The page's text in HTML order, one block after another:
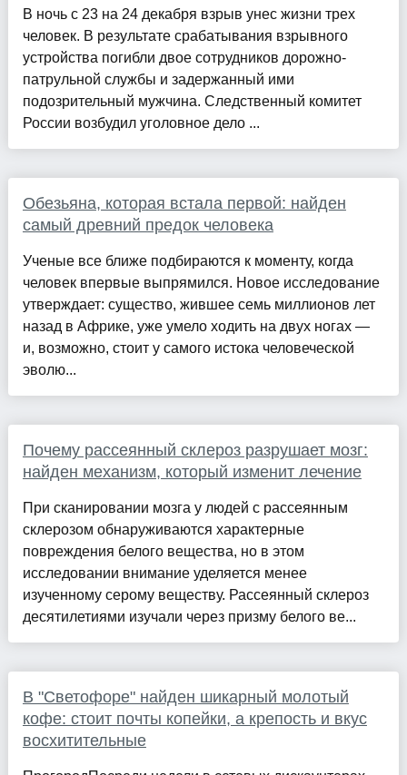
В ночь с 23 на 24 декабря взрыв унес жизни трех
человек. В результате срабатывания взрывного
устройства погибли двое сотрудников дорожно-
патрульной службы и задержанный ими
подозрительный мужчина. Следственный комитет
России возбудил уголовное дело ...
Обезьяна, которая встала первой: найден
самый древний предок человека
Ученые все ближе подбираются к моменту, когда
человек впервые выпрямился. Новое исследование
утверждает: существо, жившее семь миллионов лет
назад в Африке, уже умело ходить на двух ногах —
и, возможно, стоит у самого истока человеческой
эволю...
Почему рассеянный склероз разрушает мозг:
найден механизм, который изменит лечение
При сканировании мозга у людей с рассеянным
склерозом обнаруживаются характерные
повреждения белого вещества, но в этом
исследовании внимание уделяется менее
изученному серому веществу. Рассеянный склероз
десятилетиями изучали через призму белого ве...
В "Светофоре" найден шикарный молотый
кофе: стоит почты копейки, а крепость и вкус
восхитительные